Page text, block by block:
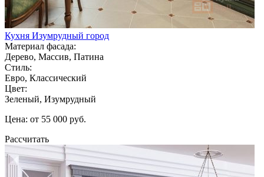
Кухня Изумрудный город
Материал фасада:
Дерево, Массив, Патина
Стиль:
Евро, Классический
Цвет:
Зеленый, Изумрудный
Цена: от 55 000 руб.
Рассчитать